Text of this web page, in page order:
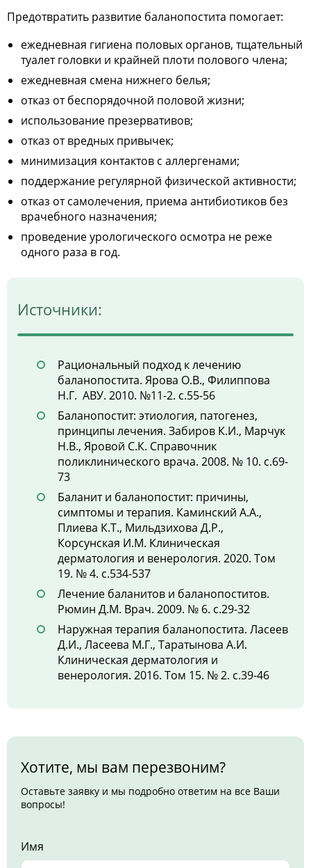
Предотвратить развитие баланопостита помогает:
ежедневная гигиена половых органов, тщательный
туалет головки и крайней плоти полового члена;
ежедневная смена нижнего белья;
отказ от беспорядочной половой жизни;
использование презервативов;
отказ от вредных привычек;
минимизация контактов с аллергенами;
поддержание регулярной физической активности;
отказ от самолечения, приема антибиотиков без
врачебного назначения;
проведение урологического осмотра не реже
одного раза в год.
Источники:
Рациональный подход к лечению
баланопостита. Ярова О.В., Филиппова
Н.Г. АВУ. 2010. №11-2. с.55-56
Баланопостит: этиология, патогенез,
принципы лечения. Забиров К.И., Марчук
Н.В., Яровой С.К. Справочник
поликлинического врача. 2008. № 10. с.69-
73
Баланит и баланопостит: причины,
симптомы и терапия. Каминский А.А.,
Плиева К.Т., Мильдзихова Д.Р.,
Корсунская И.М. Клиническая
дерматология и венерология. 2020. Том
19. № 4. с.534-537
Лечение баланитов и баланопоститов.
Рюмин Д.М. Врач. 2009. № 6. с.29-32
Наружная терапия баланопостита. Ласеев
Д.И., Ласеева М.Г., Таратынова А.И.
Клиническая дерматология и
венерология. 2016. Том 15. № 2. с.39-46
Хотите, мы вам перезвоним?
Оставьте заявку и мы подробно ответим на все Ваши
вопросы!
Имя